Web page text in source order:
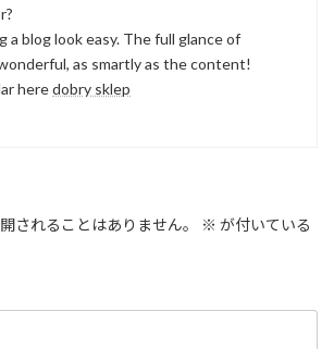
a blog look easy. The full glance of
as smartly as the content!
heredobry sklep
されることはありません。 ※ が付いている